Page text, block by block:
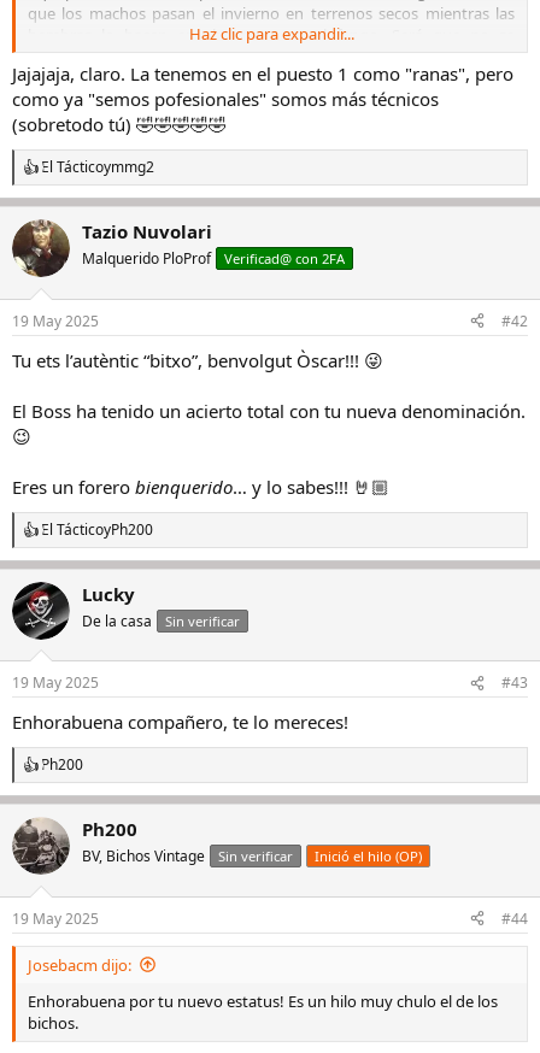
que los machos pasan el invierno en terrenos secos mientras las
hembras lo hacen en charcas o en el fango. Será que no se
entienden 😉.​
Haz clic para expandir...
Jajajaja, claro. La tenemos en el puesto 1 como "ranas", pero
como ya "semos pofesionales" somos más técnicos
(sobretodo tú) 🤣🤣🤣🤣🤣
R
e
c
c
i
e
:
El Tácticoymmg2
Tazio Nuvolari
Malquerido PloProf Verificad@ con 2FA
19 May 2025 #42
Tu ets l’autèntic “bitxo”, benvolgut Òscar!!! 😜
El Boss ha tenido un acierto total con tu nueva denominación.
😉
Eres un forero bienquerido… y lo sabes!!! 🤘🏼
R
e
a
c
c
i
e
:
El TácticoyPh200
Lucky
De la casa Sin verificar
19 May 2025 #43
Enhorabuena compañero, te lo mereces!
R
e
c
c
i
e
s
Ph200
Ph200
BV, Bichos Vintage Sin verificar Inició el hilo (OP)
19 May 2025 #44
Josebacm dijo:
Enhorabuena por tu nuevo estatus! Es un hilo muy chulo el de los
bichos.